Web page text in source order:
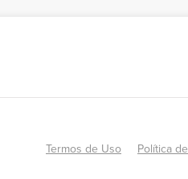
Termos de Uso Política